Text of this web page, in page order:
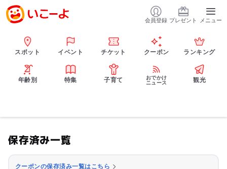
会員登録 プレゼント メニュー
スポット イベント チケット クーポン ランキング
年齢別 特集 子育て
おでかけ
ニュース
観光
保存済み一覧
クーポンの保存済み一覧はこちら